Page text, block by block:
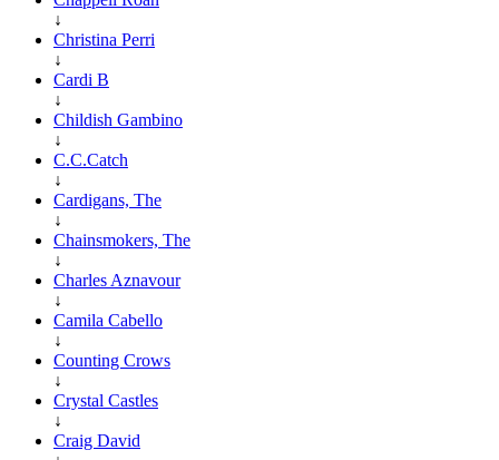
↓
Christina Perri
↓
Cardi B
↓
Childish Gambino
↓
C.C.Catch
↓
Cardigans, The
↓
Chainsmokers, The
↓
Charles Aznavour
↓
Camila Cabello
↓
Counting Crows
↓
Crystal Castles
↓
Craig David